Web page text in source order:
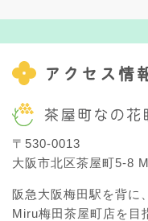
アクセス情
〒530-0013
大阪市北区茶屋町5-8
阪急大阪梅田駅を背に
Miru梅田茶屋町店を目